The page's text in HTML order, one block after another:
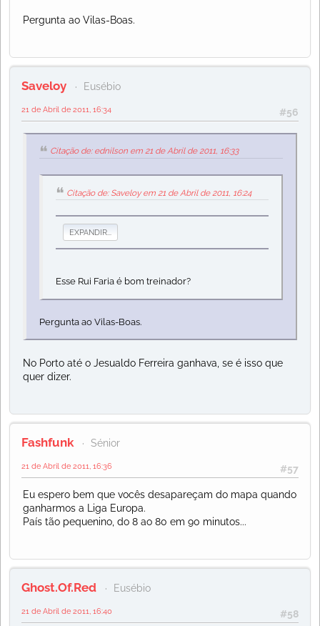
Pergunta ao Vilas-Boas.
Saveloy Eusébio
#56
21 de Abril de 2011, 16:34
Citação de: ednilson em 21 de Abril de 2011, 16:33
Citação de: Saveloy em 21 de Abril de 2011, 16:24
EXPANDIR...
Esse Rui Faria é bom treinador?
Pergunta ao Vilas-Boas.
No Porto até o Jesualdo Ferreira ganhava, se é isso que
quer dizer.
Fashfunk Sénior
#57
21 de Abril de 2011, 16:36
Eu espero bem que vocês desapareçam do mapa quando
ganharmos a Liga Europa.
País tão pequenino, do 8 ao 80 em 90 minutos...
Ghost.Of.Red Eusébio
#58
21 de Abril de 2011, 16:40